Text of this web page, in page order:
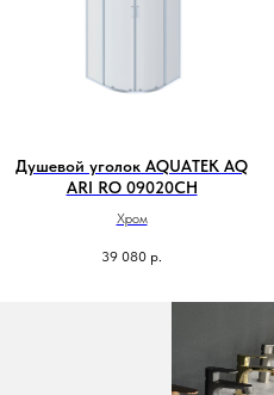
Душевой уголок AQUATEK AQ
ARI RO 09020CH
Хром
39 080 р.